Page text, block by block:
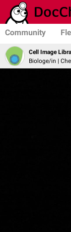
Community
Cell Image
Biologe/in |